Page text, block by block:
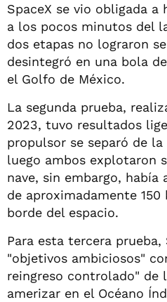
SpaceX se vio obligada
a los pocos minutos del
dos etapas no lograron
desintegró en una bola
el Golfo de México.
La segunda prueba,
2023, tuvo resultados
propulsor se separó de la
luego ambos explotaron
nave, sin embargo,
de aproximadamente 150
borde del espacio.
Para esta tercera
"objetivos ambiciosos"
reingreso controlado" de
amerizar en el Océano